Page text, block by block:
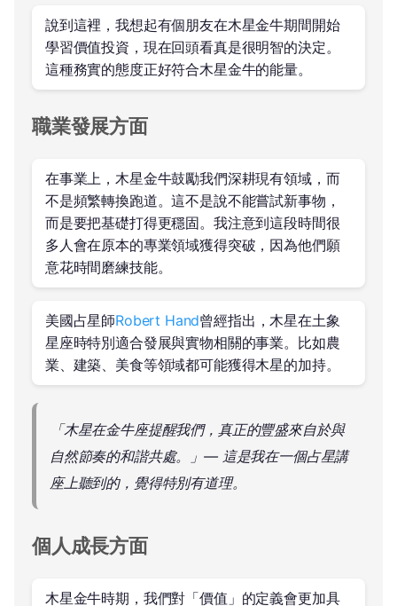
說到這裡，我想起有個朋友在木星金牛期間開始
學習價值投資，現在回頭看真是很明智的決定。
這種務實的態度正好符合木星金牛的能量。
職業發展方面
在事業上，木星金牛鼓勵我們深耕現有領域，而
不是頻繁轉換跑道。這不是說不能嘗試新事物，
而是要把基礎打得更穩固。我注意到這段時間很
多人會在原本的專業領域獲得突破，因為他們願
意花時間磨練技能。
美國占星師Robert Hand曾經指出，木星在土象
星座時特別適合發展與實物相關的事業。比如農
業、建築、美食等領域都可能獲得木星的加持。
「木星在金牛座提醒我們，真正的豐盛來自於與
自然節奏的和諧共處。」— 這是我在一個占星講
座上聽到的，覺得特別有道理。
個人成長方面
木星金牛時期，我們對「價值」的定義會更加具